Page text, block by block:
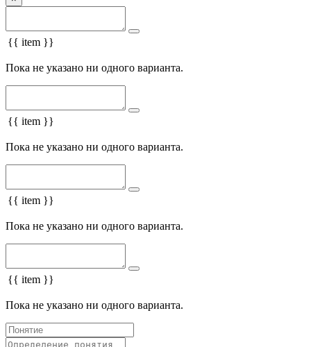
{{ item }}
Пока не указано ни одного варианта.
{{ item }}
Пока не указано ни одного варианта.
{{ item }}
Пока не указано ни одного варианта.
{{ item }}
Пока не указано ни одного варианта.